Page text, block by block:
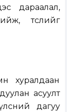
дараалал,
төслийг
хуралдаан
асуулт
дагуу